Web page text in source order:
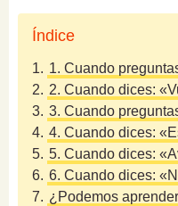
Índice
1. 1. Cuando
2. 2. Cuando dices:
3. 3. Cuando
4. 4. Cuando dices:
5. 5. Cuando dices:
6. 6. Cuando dices:
7. ¿Podemos